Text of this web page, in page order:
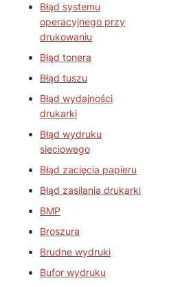
Błąd systemu
operacyjnego przy
drukowaniu
Błąd tonera
Błąd tuszu
Błąd wydajności
drukarki
Błąd wydruku
sieciowego
Błąd zacięcia papieru
Błąd zasilania drukarki
BMP
Broszura
Brudne wydruki
Bufor wydruku